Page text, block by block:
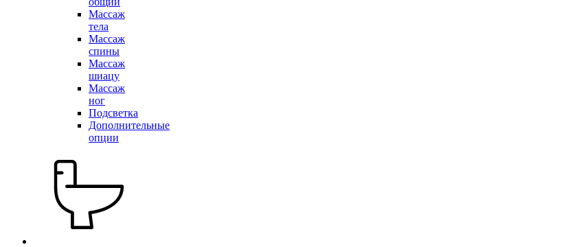
Массаж
тела
Массаж
спины
Массаж
шиацу
Массаж
ног
Подсветка
Дополнительные
опции